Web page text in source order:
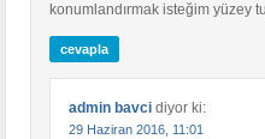
konumlandırmak isteğim yüzey
cevapla
admin bavci diyor ki:
29 Haziran 2016, 11:01